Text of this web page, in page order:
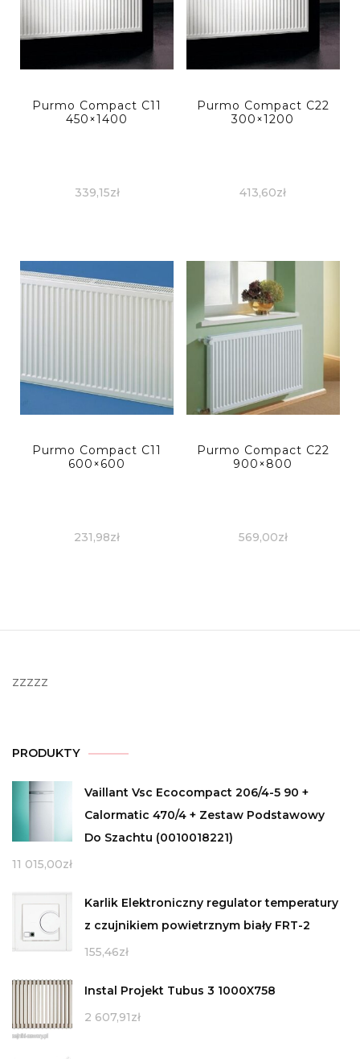
Purmo Compact C11
450×1400
339,15zł
Purmo Compact C22
300×1200
413,60zł
Purmo Compact C11
600×600
231,98zł
Purmo Compact C22
900×800
569,00zł
zzzzz
PRODUKTY
Vaillant Vsc Ecocompact 206/4-5 90 +
Calormatic 470/4 + Zestaw Podstawowy
Do Szachtu (0010018221)
11 015,00zł
Karlik Elektroniczny regulator temperatury
z czujnikiem powietrznym biały FRT-2
155,46zł
Instal Projekt Tubus 3 1000X758
2 607,91zł